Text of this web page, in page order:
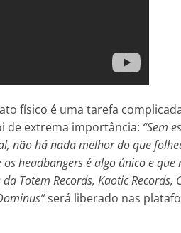
físico é uma tarefa
de extrema importância: “Sem
não há nada melhor do que
headbangers é algo único e que
Totem Records, Kaotic Records,
será liberado nas